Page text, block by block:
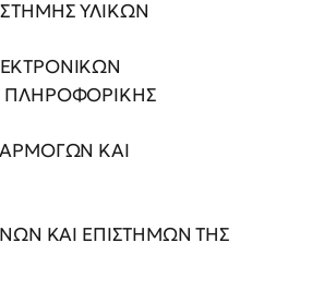
ΥΛΙΚΩΝ
ΠΛΗΡΟΦΟΡΙΚΗΣ
ΚΑΙ
ΚΑΙ ΕΠΙΣΤΗΜΩΝ ΤΗΣ